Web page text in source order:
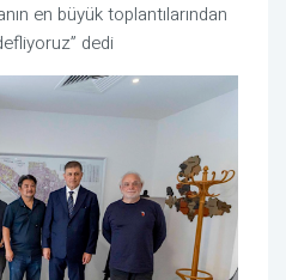
en büyük toplantılarından
dedi